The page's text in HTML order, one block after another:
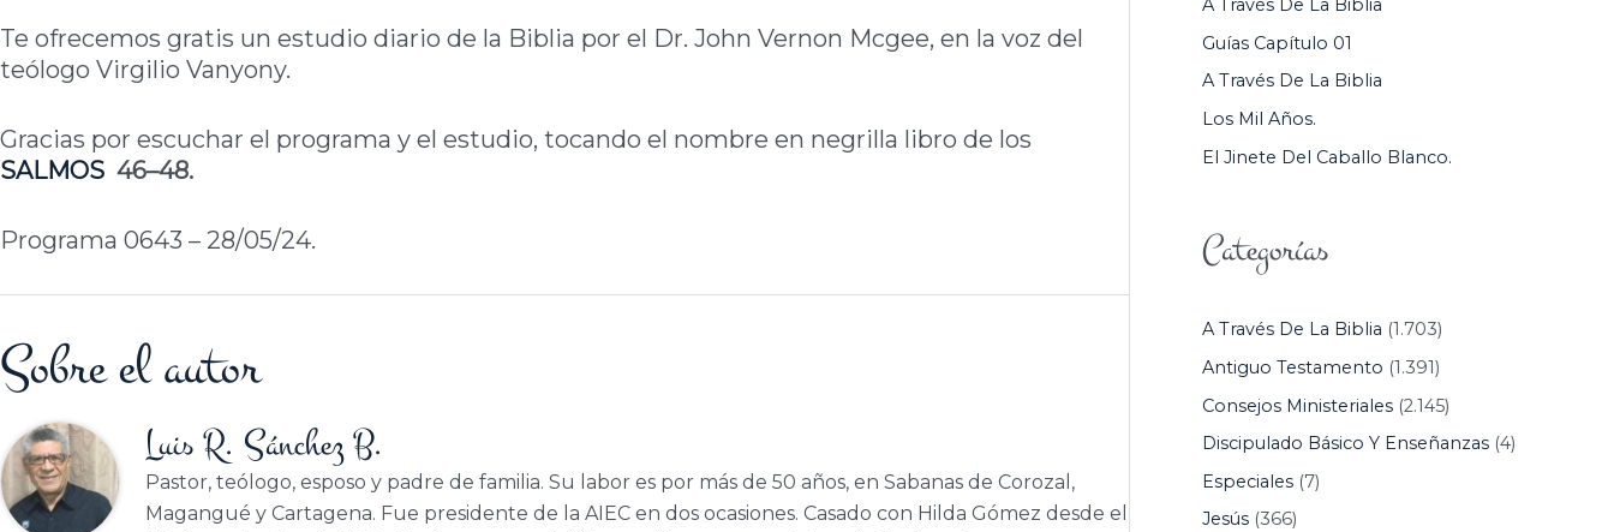
Te ofrecemos gratis un estudio diario de la Biblia por el Dr. John Vernon Mcgee, en la voz del
teólogo Virgilio Vanyony.
Gracias por escuchar el programa y el estudio, tocando el nombre en negrilla libro de los
SALMOS 46–48.
Programa 0643 – 28/05/24.
Sobre el autor
Luis R. Sánchez B.
Pastor, teólogo, esposo y padre de familia. Su labor es por más de 50 años, en Sabanas de Corozal,
Magangué y Cartagena. Fue presidente de la AIEC en dos ocasiones. Casado con Hilda Gómez desde el
R
:
A Través De La Biblia
Guías Capítulo 01
A Través De La Biblia
Los Mil Años.
El Jinete Del Caballo Blanco.
Categorías
A Través De La Biblia (1.703)
Antiguo Testamento (1.391)
Consejos Ministeriales(2.145)
Discipulado Básico Y Enseñanzas(4)
Especiales(7)
Jesús(366)